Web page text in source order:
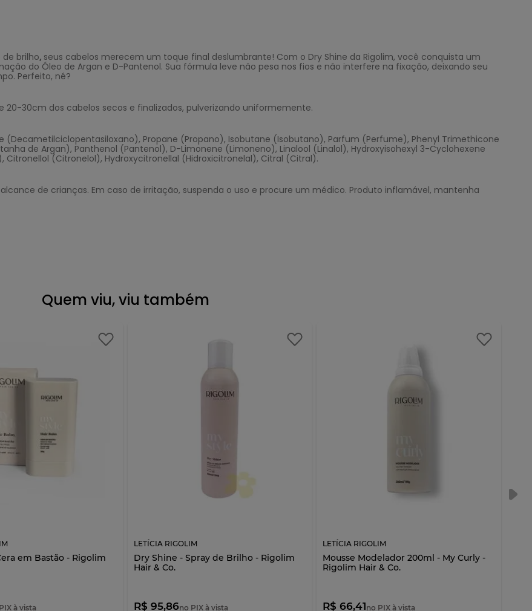
brilho, seus cabelos merecem um toque final deslumbrante! Com o Dry Shine da Rigolim, você conquista um
do Óleo de Argan e D-Pantenol. Sua fórmula leve não pesa nos fios e não interfere na fixação, deixando seu
Perfeito, né?
30cm dos cabelos secos e finalizados, pulverizando uniformemente.
(Decametilciclopentasiloxano), Propane (Propano), Isobutane (Isobutano), Parfum (Perfume), Phenyl Trimethicone
de Argan), Panthenol (Pantenol), D-Limonene (Limoneno), Linalool (Linalol), Hydroxyisohexyl 3-Cyclohexene
Citronellol (Citronelol), Hydroxycitronellal (Hidroxicitronelal), Citral (Citral).
de crianças. Em caso de irritação, suspenda o uso e procure um médico. Produto inflamável, mantenha
Quem viu, viu também
em Bastão - Rigolim
à vista
LETÍCIA RIGOLIM
Dry Shine - Spray de Brilho - Rigolim
Hair & Co.
R$ 95,86no PIX à vista
LETÍCIA RIGOLIM
Mousse Modelador 200ml - My Curly -
Rigolim Hair & Co.
R$ 66,41no PIX à vista